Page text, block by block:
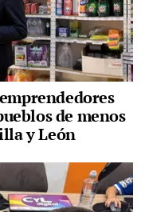
de menos
y León